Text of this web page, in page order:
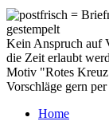
=
gestempelt
Kein Anspruch auf
die Zeit erlaubt
Motiv "Rotes
Vorschläge gern
Home